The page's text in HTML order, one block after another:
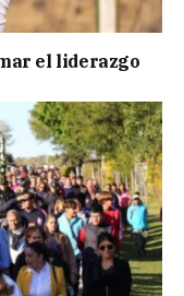
el liderazgo